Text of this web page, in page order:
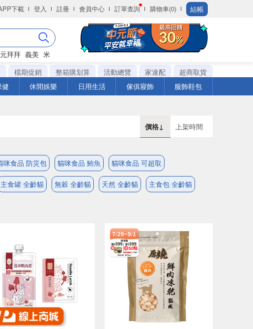
下載 登入 註冊 會員中心 訂單查詢 購物車(0) 結帳
拜拜 義美 米
檔期促銷 整箱購划算 活動總覽 家速配
超商取貨
休閒娛樂 日用生活 傢俱寢飾 服飾鞋包
價格↓ 上架時間
咪食品 防災包 貓咪食品 鮪魚 貓咪食品 可超取
主食罐 全齡貓 無穀 全齡貓 天然 全齡貓 主食包 全齡貓